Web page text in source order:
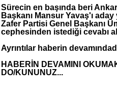
Sürecin en başında beri
Başkanı Mansur Yavaş'ı
Zafer Partisi Genel Başkanı
cephesinden istediği cevabı
Ayrıntılar haberin
HABERİN DEVAMINI
DO/KUNUNUZ...